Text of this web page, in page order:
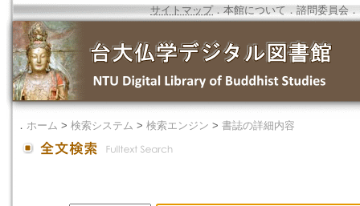
サイトマップ．本館について ． 諮問委員会 ．
． ホーム > 検索システム > 検索エンジン > 書誌の詳細内容